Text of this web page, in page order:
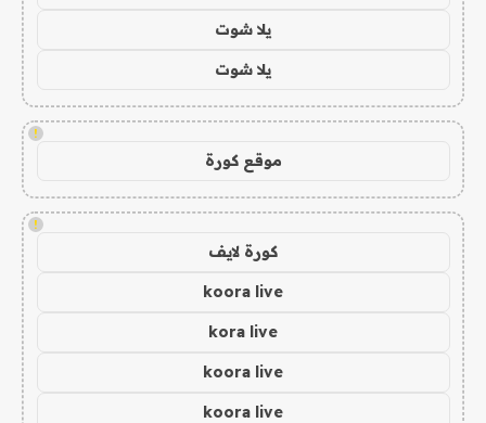
يلا شوت
يلا شوت
!
موقع كورة
!
كورة لايف
koora live
kora live
koora live
koora live